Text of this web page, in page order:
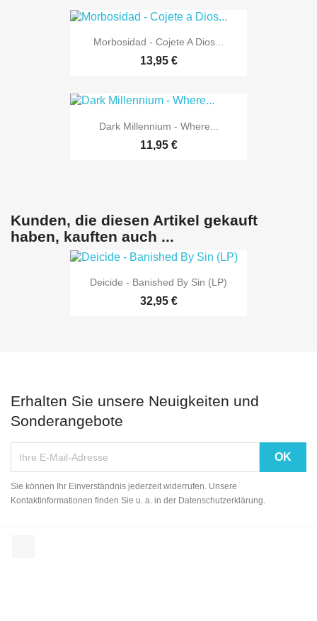
Morbosidad - Cojete A Dios...
13,95 €
Dark Millennium - Where...
11,95 €
Kunden, die diesen Artikel gekauft
haben, kauften auch ...
Deicide - Banished By Sin (LP)
32,95 €
Erhalten Sie unsere Neuigkeiten und
Sonderangebote
Sie können Ihr Einverständnis jederzeit widerrufen. Unsere
Kontaktinformationen finden Sie u. a. in der Datenschutzerklärung.